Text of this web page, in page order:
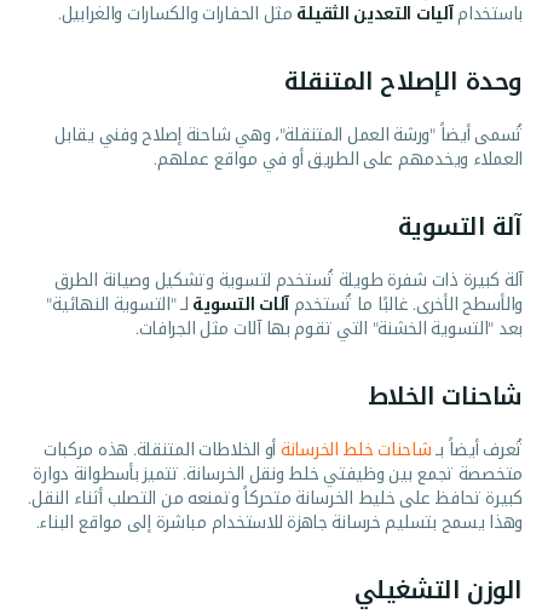
باستخدامآليات التعدين الثقيلة مثل الحفارات والكسارات والغرابيل.
وحدة الإصلاح المتنقلة
تُسمى أيضاً "ورشة العمل المتنقلة"، وهي شاحنة إصلاح وفني يقابل
العملاء ويخدمهم على الطريق أو في مواقع عملهم.
آلة التسوية
آلة كبيرة ذات شفرة طويلة تُستخدم لتسوية وتشكيل وصيانة الطرق
والأسطح الأخرى. غالبًا ما تُستخدمآلات التسوية لـ "التسوية النهائية"
بعد "التسوية الخشنة" التي تقوم بها آلات مثل الجرافات.
شاحنات الخلاط
تُعرف أيضاً بـ شاحنات خلط الخرسانة أو الخلاطات المتنقلة. هذه مركبات
متخصصة تجمع بين وظيفتي خلط ونقل الخرسانة. تتميز بأسطوانة دوارة
كبيرة تحافظ على خليط الخرسانة متحركاً وتمنعه من التصلب أثناء النقل.
وهذا يسمح بتسليم خرسانة جاهزة للاستخدام مباشرة إلى مواقع البناء.
الوزن التشغيلي